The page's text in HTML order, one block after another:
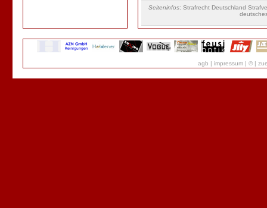
Seiteninfos: Strafrecht Deutschland
agb | impressum | © |